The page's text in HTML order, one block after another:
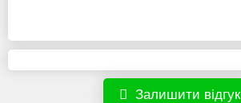
Залишити відгук